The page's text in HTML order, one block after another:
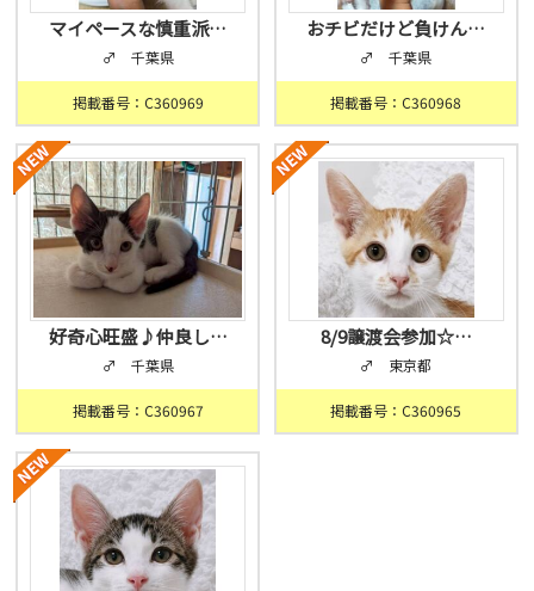
マイペースな慎重派…
♂ 千葉県
掲載番号：C360969
おチビだけど負けん…
♂ 千葉県
掲載番号：C360968
好奇心旺盛♪仲良し…
♂ 千葉県
掲載番号：C360967
8/9譲渡会参加☆…
♂ 東京都
掲載番号：C360965